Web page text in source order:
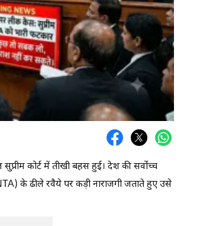
कोर्ट में तीखी बहस हुई। देश की सर्वोच्च
के ढीले रवैये पर कड़ी नाराजगी जताते हुए उसे